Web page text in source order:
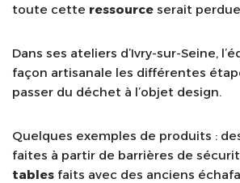
toute cette ressource serait
Dans ses ateliers d’Ivry-sur-Seine,
façon artisanale les différentes
passer du déchet à l’objet design.
Quelques exemples de produits :
faites à partir de barrières de
tables faits avec des anciens